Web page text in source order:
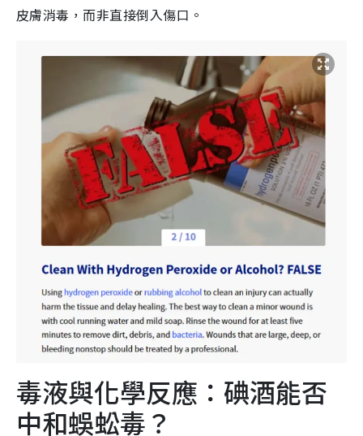
皮膚消毒，而非直接倒入傷口。
毒液與化學反應：碘酒能否
中和蜈蚣毒？